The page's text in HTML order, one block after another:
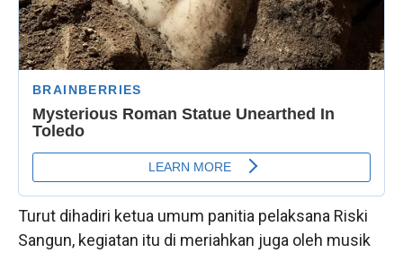
Turut dihadiri ketua umum panitia pelaksana Riski
Sangun, kegiatan itu di meriahkan juga oleh musik